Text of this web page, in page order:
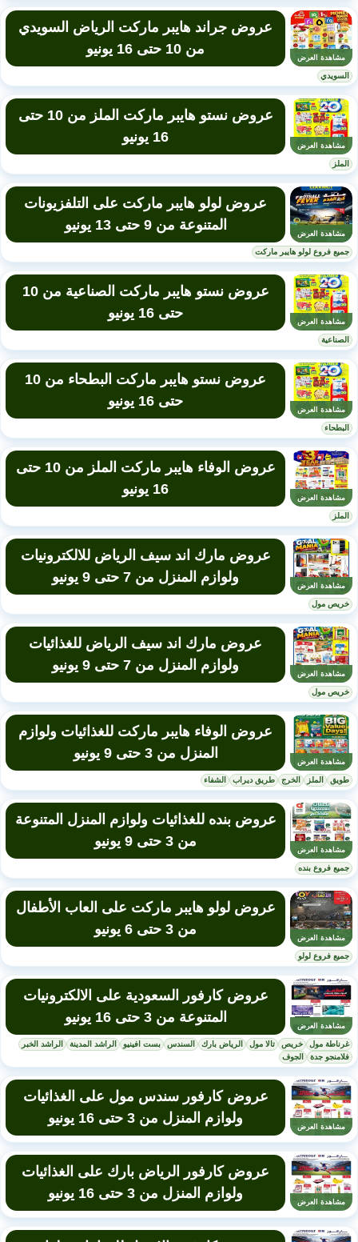
مشاهدة العرض
عروض جراند هايبر ماركت الرياض السويدي
من 10 حتى 16 يونيو
السويدي
مشاهدة العرض
عروض نستو هايبر ماركت الملز من 10 حتى
16 يونيو
الملز
مشاهدة العرض
عروض لولو هايبر ماركت على التلفزيونات
المتنوعة من 9 حتى 13 يونيو
جميع فروع لولو هايبر ماركت
مشاهدة العرض
عروض نستو هايبر ماركت الصناعية من 10
حتى 16 يونيو
الصناعية
مشاهدة العرض
عروض نستو هايبر ماركت البطحاء من 10
حتى 16 يونيو
البطحاء
مشاهدة العرض
عروض الوفاء هايبر ماركت الملز من 10 حتى
16 يونيو
الملز
مشاهدة العرض
عروض مارك اند سيف الرياض للالكترونيات
ولوازم المنزل من 7 حتى 9 يونيو
خريص مول
مشاهدة العرض
عروض مارك اند سيف الرياض للغذائيات
ولوازم المنزل من 7 حتى 9 يونيو
خريص مول
مشاهدة العرض
عروض الوفاء هايبر ماركت للغذائيات ولوازم
المنزل من 3 حتى 9 يونيو
طويق الملز الخرج طريق ديراب الشفاء
مشاهدة العرض
عروض بنده للغذائيات ولوازم المنزل المتنوعة
من 3 حتى 9 يونيو
جميع فروع بنده
مشاهدة العرض
عروض لولو هايبر ماركت على العاب الأطفال
من 3 حتى 6 يونيو
جميع فروع لولو
مشاهدة العرض
عروض كارفور السعودية على الالكترونيات
المتنوعة من 3 حتى 16 يونيو
غرناطة مول خريص تالا مول الرياض بارك السندس بست افينيو الراشد المدينة
الراشد الخبر
فلامنجو جدة
الجوف
مشاهدة العرض
عروض كارفور سندس مول على الغذائيات
ولوازم المنزل من 3 حتى 16 يونيو
مشاهدة العرض
عروض كارفور الرياض بارك على الغذائيات
ولوازم المنزل من 3 حتى 16 يونيو